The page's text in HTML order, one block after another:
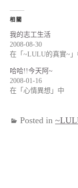
相關
我的志工生活
2008-08-30
在「~LULU的真實~」
哈哈!!今天阿~
2008-01-16
在「心情異想」中
Posted in